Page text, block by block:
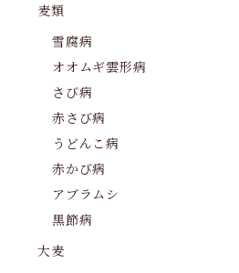
麦類
雪腐病
オオムギ雲形病
さび病
赤さび病
うどんこ病
赤かび病
アブラムシ
黒節病
大麦